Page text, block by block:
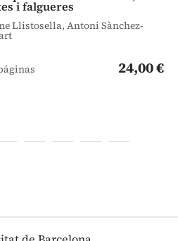
i falgueres
Llistosella, Antoni Sànchez-
24,00 €